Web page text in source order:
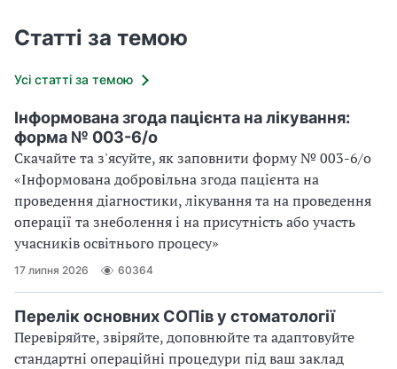
Статті за темою
Усі статті за темою
Інформована згода пацієнта на лікування:
форма № 003-6/о
Скачайте та з'ясуйте, як заповнити форму № 003-6/о
«Інформована добровільна згода пацієнта на
проведення діагностики, лікування та на проведення
операції та знеболення і на присутність або участь
учасників освітнього процесу»
17 липня 2026 60364
Перелік основних СОПів у стоматології
Перевіряйте, звіряйте, доповнюйте та адаптовуйте
стандартні операційні процедури під ваш заклад